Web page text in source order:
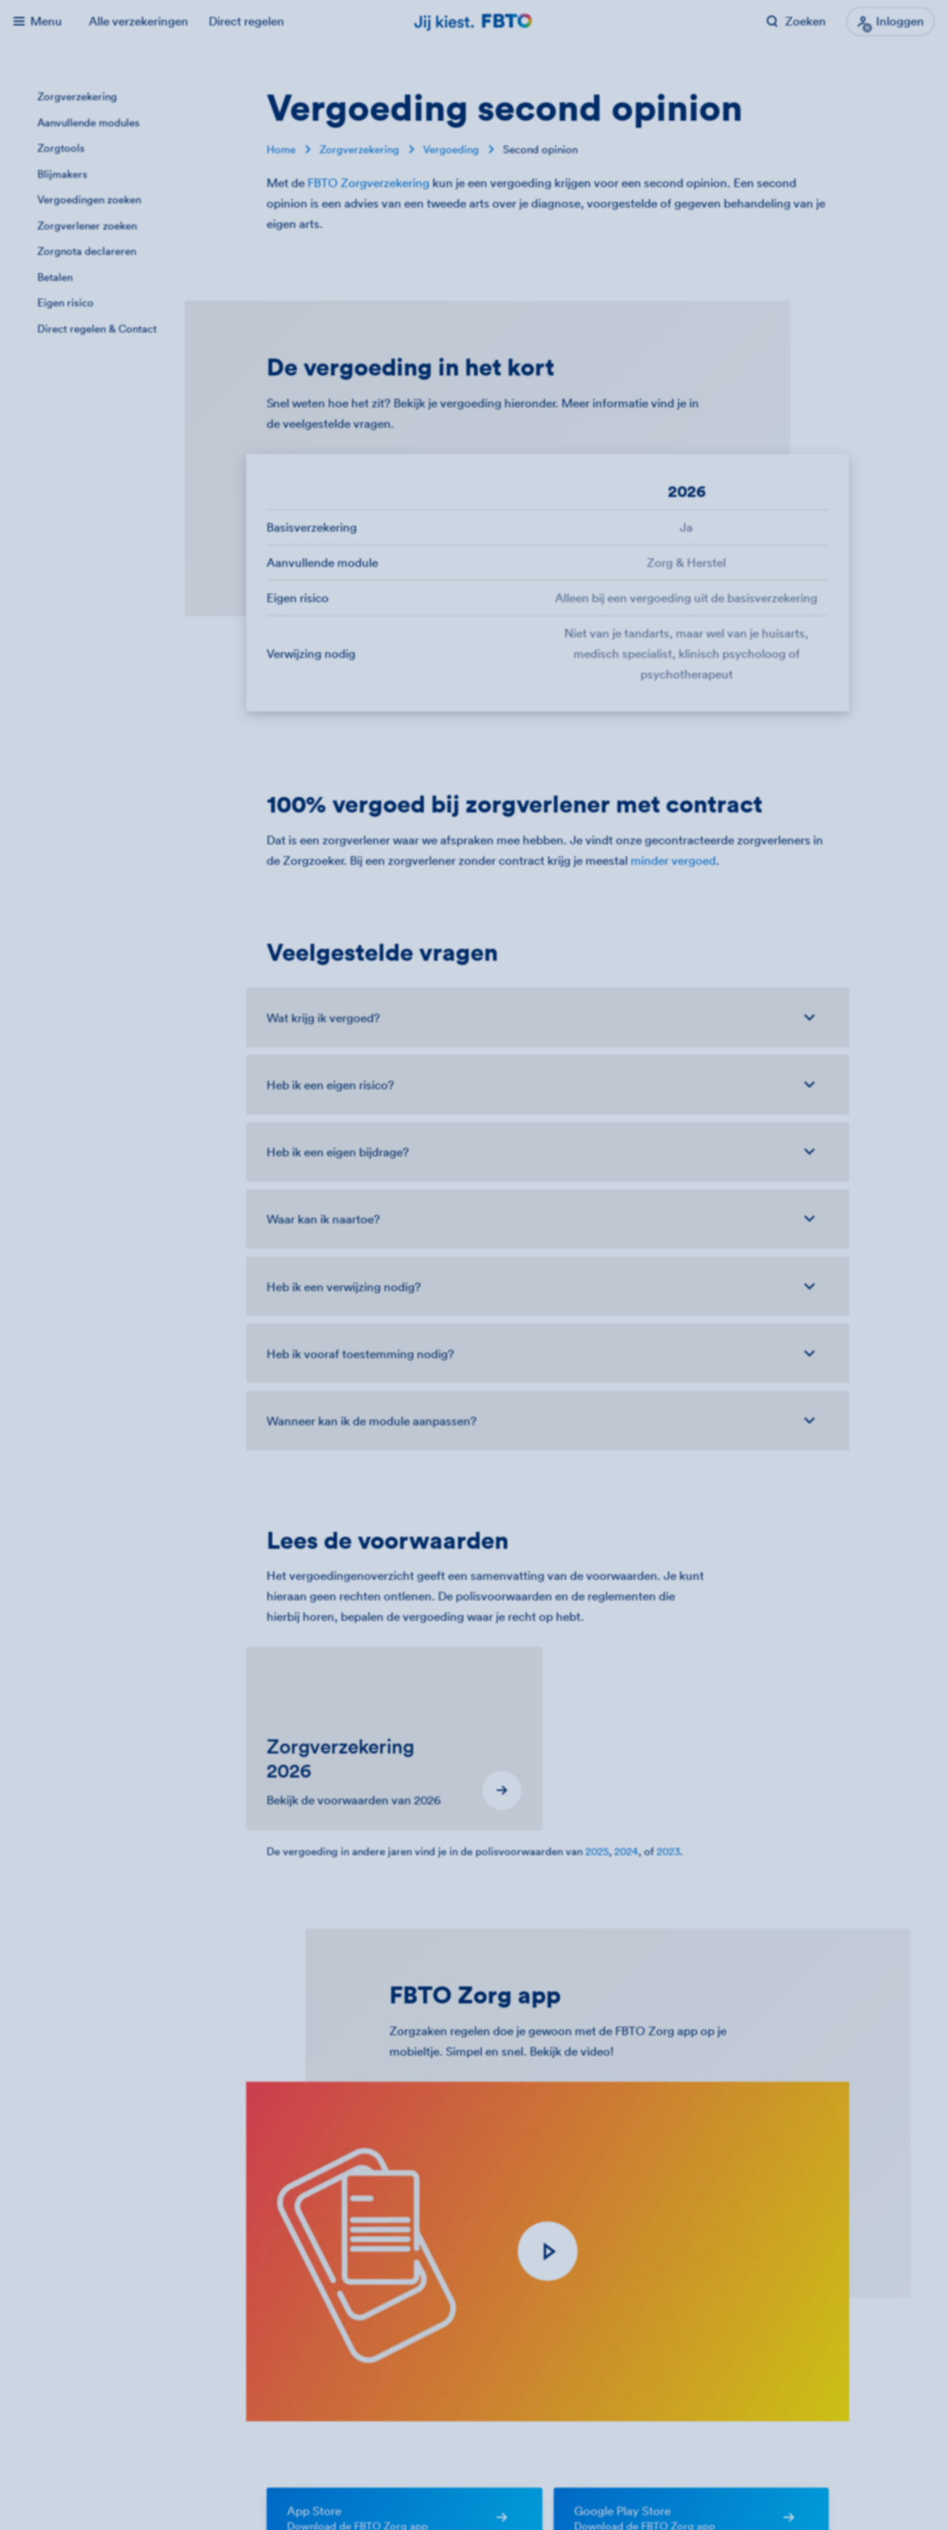
Menu Alle verzekeringen Direct regelen Zoeken Inloggen
Zorgverzekering
Aanvullende modules
Zorgtools
Blijmakers
Vergoedingen zoeken
Zorgverlener zoeken
Zorgnota declareren
Betalen
Eigen risico
Direct regelen & Contact
Vergoeding second opinion
Home Zorgverzekering Vergoeding Second opinion
Met deFBTO Zorgverzekeringkun je een vergoeding krijgen voor een second opinion. Een second
opinion is een advies van een tweede arts over jediagnose, voorgestelde of gegeven behandeling van je
eigen arts.
De vergoeding in het kort
Snel weten hoe het zit? Bekijk je vergoeding hieronder. Meer informatie vind je in
de veelgestelde vragen.
2026
Basisverzekering Ja
Aanvullende module Zorg & Herstel
Eigen risico Alleen bij een vergoeding uit de basisverzekering
Verwijzing nodig
Niet van je tandarts, maar wel van je huisarts,
medisch specialist, klinisch psycholoog of
psychotherapeut
100% vergoed bij zorgverlener met contract
Dat is een zorgverlener waar we afspraken mee hebben. Je vindt onze gecontracteerde zorgverleners in
de Zorgzoeker. Bij een zorgverlener zonder contract krijg je meestalminder vergoed.
Veelgestelde vragen
Wat krijg ik vergoed?
Heb ik een eigen risico?
Heb ik een eigen bijdrage?
Waar kan ik naartoe?
Heb ik een verwijzing nodig?
Heb ik vooraf toestemming nodig?
Wanneer kan ik de module aanpassen?
Lees de voorwaarden
Het vergoedingenoverzicht geeft een samenvatting van de voorwaarden. Je kunt
hieraan geen rechten ontlenen. De polisvoorwaarden en de reglementen die
hierbij horen, bepalen de vergoeding waar je recht op hebt.
Zorgverzekering
2026
Bekijk de voorwaarden van 2026
De vergoeding in andere jaren vind je in de polisvoorwaarden van2025,2024, of 2023.
FBTO Zorg app
Zorgzaken regelen doe je gewoon met de FBTO Zorg app op je
mobieltje. Simpel en snel. Bekijk de video!
App Store
Download de FBTO Zorg app
Google Play Store
Download de FBTO Zorg app